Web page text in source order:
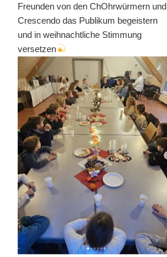
Freunden von den ChOhrwürmern und
Crescendo das Publikum begeistern
und in weihnachtliche Stimmung
versetzen